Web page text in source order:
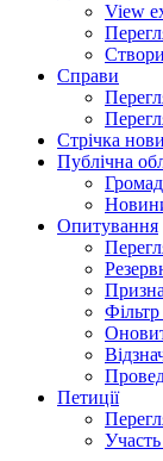
View
Справи
Стрічка
Публічна
Опитування
Петиції